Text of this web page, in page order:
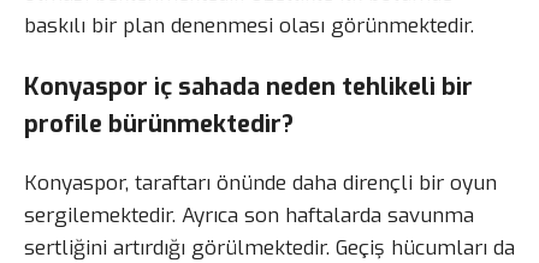
baskılı bir plan denenmesi olası görünmektedir.
Konyaspor iç sahada neden tehlikeli bir
profile bürünmektedir?
Konyaspor, taraftarı önünde daha dirençli bir oyun
sergilemektedir. Ayrıca son haftalarda savunma
sertliğini artırdığı görülmektedir. Geçiş hücumları da